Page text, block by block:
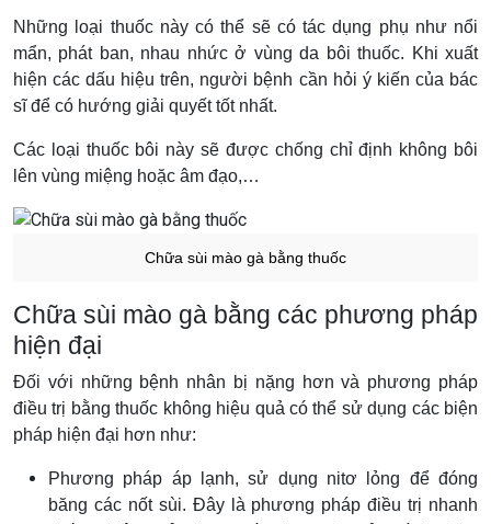
Những loại thuốc này có thể sẽ có tác dụng phụ như nổi
mẩn, phát ban, nhau nhức ở vùng da bôi thuốc. Khi xuất
hiện các dấu hiệu trên, người bệnh cần hỏi ý kiến của bác
sĩ để có hướng giải quyết tốt nhất.
Các loại thuốc bôi này sẽ được chống chỉ định không bôi
lên vùng miệng hoặc âm đạo,…
Chữa sùi mào gà bằng thuốc
Chữa sùi mào gà bằng các phương pháp
hiện đại
Đối với những bệnh nhân bị nặng hơn và phương pháp
điều trị bằng thuốc không hiệu quả có thể sử dụng các biện
pháp hiện đại hơn như:
Phương pháp áp lạnh, sử dụng nitơ lỏng để đóng
băng các nốt sùi. Đây là phương pháp điều trị nhanh